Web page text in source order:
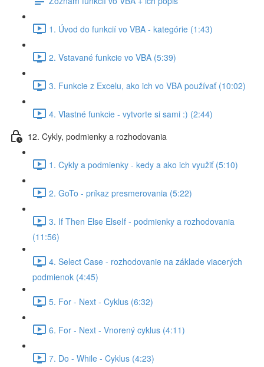
1. Úvod do funkcií vo VBA - kategórie (1:43)
2. Vstavané funkcie vo VBA (5:39)
3. Funkcie z Excelu, ako ich vo VBA používať (10:02)
4. Vlastné funkcie - vytvorte si sami :) (2:44)
12. Cykly, podmienky a rozhodovania
1. Cykly a podmienky - kedy a ako ich využiť (5:10)
2. GoTo - príkaz presmerovania (5:22)
3. If Then Else ElseIf - podmienky a rozhodovania
(11:56)
4. Select Case - rozhodovanie na základe viacerých
podmienok (4:45)
5. For - Next - Cyklus (6:32)
6. For - Next - Vnorený cyklus (4:11)
7. Do - While - Cyklus (4:23)